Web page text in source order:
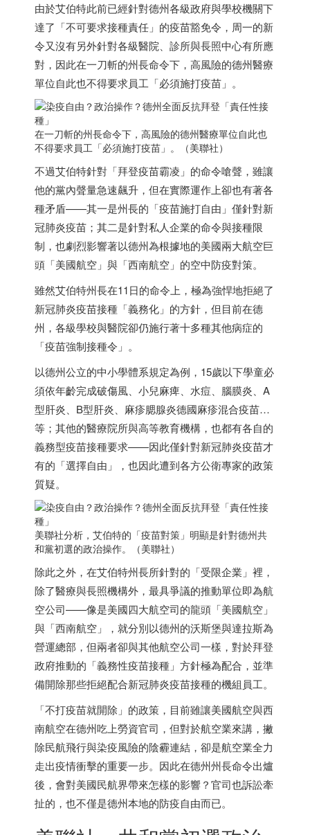
由於艾伯特此前已經針對德州各級政府與學校機關下
達了「不可要求接種責任」的疫苗豁免令，周一的新
令又沒有另外針對各級醫院、診所與長照中心有所應
對，因此在一刀斬的州長命令下，高風險的德州醫療
單位自此也不得要求員工「必須施打疫苗」。
在一刀斬的州長命令下，高風險的德州醫療單位自此也
不得要求員工「必須施打疫苗」。（美聯社）
不過艾伯特針對「拜登疫苗霸凌」的命令嗆聲，雖讓
他的黨內聲量急速飆升，但在實際運作上卻也有著各
種矛盾——其一是州長的「疫苗施打自由」僅針對新
冠肺炎疫苗；其二是針對私人企業的命令與接種限
制，也劇烈影響著以德州為根據地的美國兩大航空巨
頭「美國航空」與「西南航空」的空中防疫對策。
雖然艾伯特州長在11日的命令上，極為強悍地拒絕了
新冠肺炎疫苗接種「義務化」的方針，但目前在德
州，各級學校與醫院卻仍施行著十多種其他病症的
「疫苗強制接種令」。
以德州公立的中小學體系規定為例，15歲以下學童必
須依年齡完成破傷風、小兒麻痺、水痘、腦膜炎、A
型肝炎、B型肝炎、麻疹腮腺炎德國麻疹混合疫苗…
等；其他的醫療院所與高等教育機構，也都有各自的
義務型疫苗接種要求——因此僅針對新冠肺炎疫苗才
有的「選擇自由」，也因此遭到各方公衛專家的政策
質疑。
美聯社分析，艾伯特的「疫苗對策」明顯是針對德州共
和黨初選的政治操作。（美聯社）
除此之外，在艾伯特州長所針對的「受限企業」裡，
除了醫療與長照機構外，最具爭議的推動單位即為航
空公司——像是美國四大航空司的龍頭「美國航空」
與「西南航空」，就分別以德州的沃斯堡與達拉斯為
營運總部，但兩者卻與其他航空公司一樣，對於拜登
政府推動的「義務性疫苗接種」方針極為配合，並準
備開除那些拒絕配合新冠肺炎疫苗接種的機組員工。
「不打疫苗就開除」的政策，目前雖讓美國航空與西
南航空在德州吃上勞資官司，但對於航空業來講，撇
除民航飛行與染疫風險的陰霾連結，卻是航空業全力
走出疫情衝擊的重要一步。因此在德州州長命令出爐
後，會對美國民航界帶來怎樣的影響？官司也訴訟牽
扯的，也不僅是德州本地的防疫自由而已。